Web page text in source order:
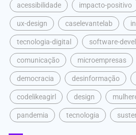
acessibilidade impacto-positivo
ux-design caselevantelab
tecnologia-digital software-
comunicação microempresas
democracia desinformação
codelikeagirl design
pandemia tecnologia